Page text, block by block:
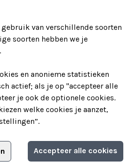
jouw teamuitstapje!
van verschillende soorten
soorten hebben we je
en anonieme statistieken
actief; als je op "accepteer alle
je ook de optionele cookies.
welke cookies je aanzet,
Accepteer alle cookies